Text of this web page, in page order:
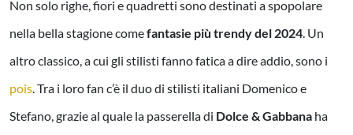
Non solo righe, fiori e quadretti sono destinati a spopolare
nella bella stagione comefantasie più trendy del 2024. Un
altro classico, a cui gli stilisti fanno fatica a dire addio, sono i
pois. Tra i loro fan c’è il duo di stilisti italiani Domenico e
Stefano, grazie al quale la passerella di Dolce & Gabbana ha